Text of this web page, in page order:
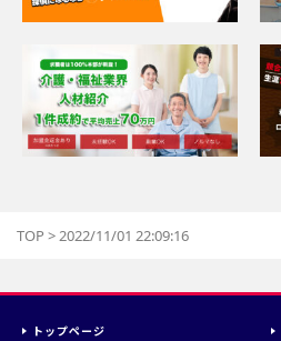
TOP >2022/11/01 22:09:16
トップページ